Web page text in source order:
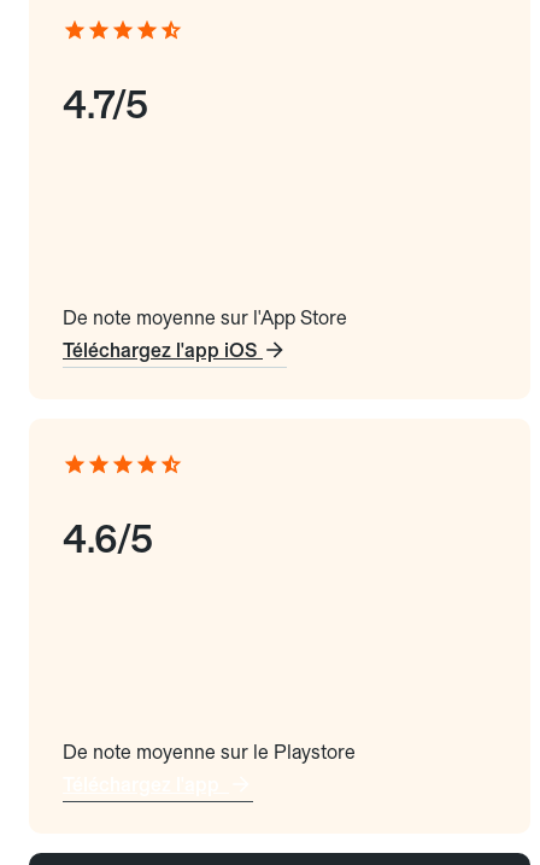
4.7/5
De note moyenne sur l'App Store
Téléchargez l'app iOS
4.6/5
De note moyenne sur le Playstore